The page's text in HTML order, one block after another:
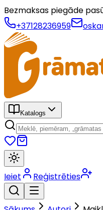
Bezmaksas piegāde
+37128236959
Katalogs
Ieiet Reģistrēties